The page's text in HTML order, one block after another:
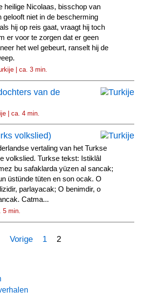
heilige Nicolaas, bisschop van
gelooft niet in de bescherming
hij op reis gaat, vraagt hij toch
er voor te zorgen dat er geen
het wel gebeurt, ranselt hij de
| ca. 3 min.
van de
| ca. 4 min.
volkslied)
vertaling van het Turkse
volkslied. Turkse tekst: Istiklâl
bu safaklarda yüzen al sancak;
üstünde tüten en son ocak. O
parlayacak; O benimdir, o
Catma...
5 min.
Vorige 1 2